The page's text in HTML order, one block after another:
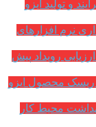
و تولید ایزو
نرم افزارهای
رویداد پیش
محصول ایزو
محیط کار